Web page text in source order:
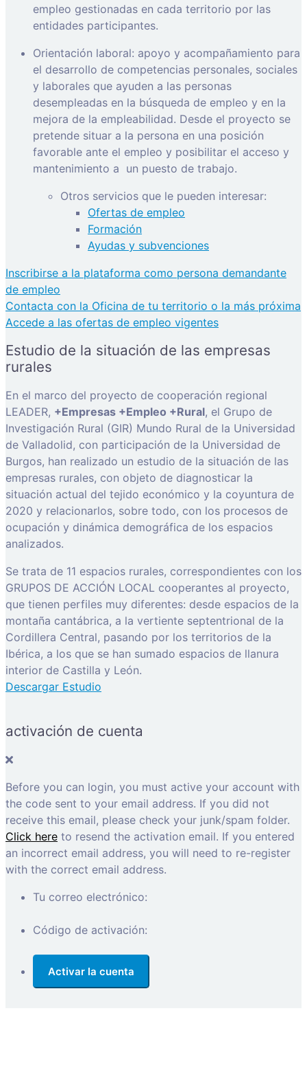
empleo gestionadas en cada territorio por las
entidades participantes.
Orientación laboral: apoyo y acompañamiento para
el desarrollo de competencias personales, sociales
y laborales que ayuden a las personas
desempleadas en la búsqueda de empleo y en la
mejora de la empleabilidad. Desde el proyecto se
pretende situar a la persona en una posición
favorable ante el empleo y posibilitar el acceso y
mantenimiento a un puesto de trabajo.
Otros servicios que le pueden interesar:
Ofertas de empleo
Formación
Ayudas y subvenciones
Inscribirse a la plataforma como persona demandante
de empleo
Contacta con la Oficina de tu territorio o la más próxima
Accede a las ofertas de empleo vigentes
Estudio de la situación de las empresas
rurales
En el marco del proyecto de cooperación regional
LEADER, +Empresas +Empleo +Rural, el Grupo de
Investigación Rural (GIR) Mundo Rural de la Universidad
de Valladolid, con participación de la Universidad de
Burgos, han realizado un estudio de la situación de las
empresas rurales, con objeto de diagnosticar la
situación actual del tejido económico y la coyuntura de
2020 y relacionarlos, sobre todo, con los procesos de
ocupación y dinámica demográfica de los espacios
analizados.
Se trata de 11 espacios rurales, correspondientes con los
GRUPOS DE ACCIÓN LOCAL cooperantes al proyecto,
que tienen perfiles muy diferentes: desde espacios de la
montaña cantábrica, a la vertiente septentrional de la
Cordillera Central, pasando por los territorios de la
Ibérica, a los que se han sumado espacios de llanura
interior de Castilla y León.
Descargar Estudio
activación de cuenta
Before you can login, you must active your account with
the code sent to your email address. If you did not
receive this email, please check your junk/spam folder.
Click here to resend the activation email. If you entered
an incorrect email address, you will need to re-register
with the correct email address.
Tu correo electrónico:
Código de activación: